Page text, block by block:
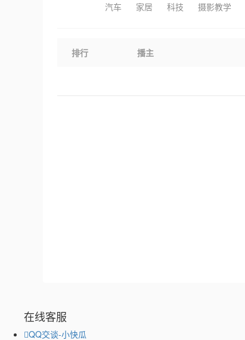
汽车
家居 科技 摄影教学
排行 播主
在线客服
QQ交谈-小快瓜